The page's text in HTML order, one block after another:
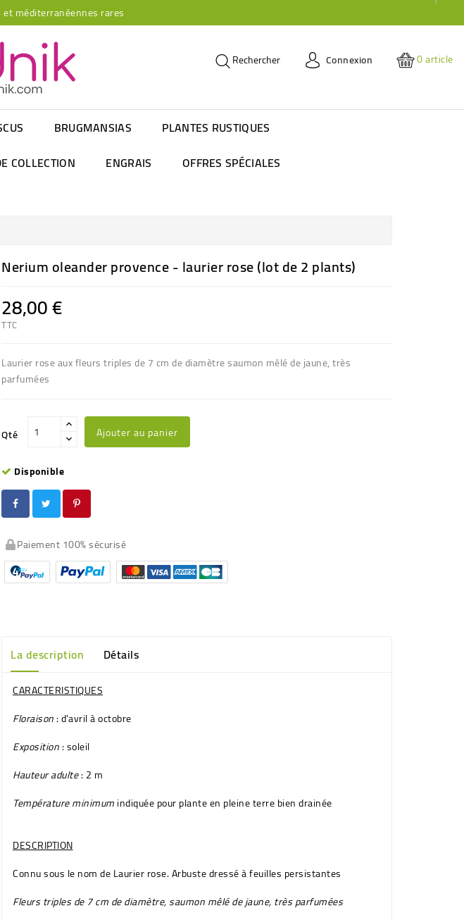
méditerranéennes rares
Rechercher Connexion 0article
BRUGMANSIAS
PLANTES RUSTIQUES
COLLECTION ENGRAIS
OFFRES SPÉCIALES
Nerium oleander provence - laurier rose (lot de 2 plants)
28,00 €
TTC
Laurier rose aux fleurs triples de 7 cm de diamètre saumon mêlé de jaune, très
parfumées
Qté Ajouter au panier
Disponible
Paiement 100% sécurisé
La description Détails
CARACTERISTIQUES
Floraison: d'avril à octobre
Exposition: soleil
Hauteur adulte: 2 m
Température minimumindiquée pour plante en pleine terre bien drainée
DESCRIPTION
Connu sous le nom deLaurier rose. Arbuste dressé à feuilles persistantes
Fleurs triples de 7 cm de diamètre, saumon mêlé de jaune, très parfumées